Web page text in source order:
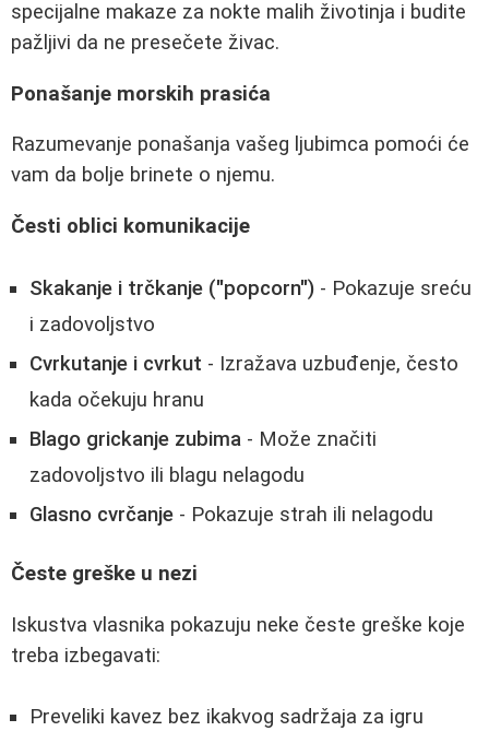
specijalne makaze za nokte malih životinja i budite
pažljivi da ne presečete živac.
Ponašanje morskih prasića
Razumevanje ponašanja vašeg ljubimca pomoći će
vam da bolje brinete o njemu.
Česti oblici komunikacije
Skakanje i trčkanje ("popcorn") - Pokazuje sreću
i zadovoljstvo
Cvrkutanje i cvrkut - Izražava uzbuđenje, često
kada očekuju hranu
Blago grickanje zubima - Može značiti
zadovoljstvo ili blagu nelagodu
Glasno cvrčanje - Pokazuje strah ili nelagodu
Česte greške u nezi
Iskustva vlasnika pokazuju neke česte greške koje
treba izbegavati:
Preveliki kavez bez ikakvog sadržaja za igru